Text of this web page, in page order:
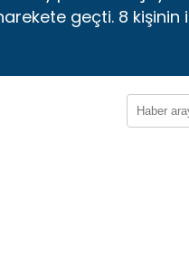
geçti. 8 kişinin